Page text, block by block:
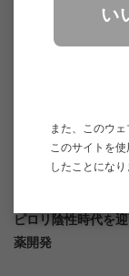
演題名
ピロリ陰性時代を
薬開発
い
また、このウ
このサイトを使
したことになり